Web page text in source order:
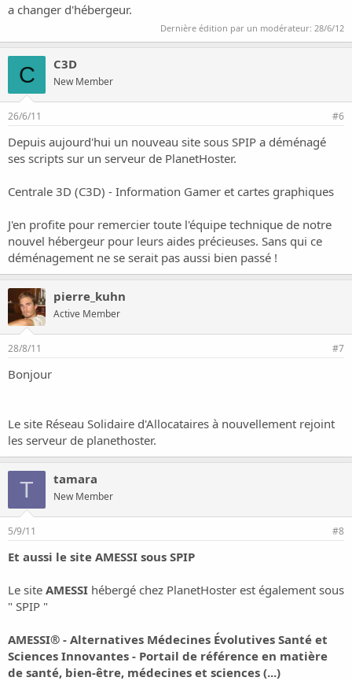
a changer d'hébergeur.
Dernière édition par un modérateur: 28/6/12
C C3D
New Member
26/6/11 #6
Depuis aujourd'hui un nouveau site sous SPIP a déménagé
ses scripts sur un serveur de PlanetHoster.
Centrale 3D (C3D) - Information Gamer et cartes graphiques
J'en profite pour remercier toute l'équipe technique de notre
nouvel hébergeur pour leurs aides précieuses. Sans qui ce
déménagement ne se serait pas aussi bien passé !
pierre_kuhn
Active Member
28/8/11 #7
Bonjour
Le site Réseau Solidaire d'Allocataires à nouvellement rejoint
les serveur de planethoster.
T tamara
New Member
5/9/11 #8
Et aussi le site AMESSI sous SPIP
Le site AMESSI hébergé chez PlanetHoster est également sous
" SPIP "
AMESSI® - Alternatives Médecines Évolutives Santé et
Sciences Innovantes - Portail de référence en matière
de santé, bien-être, médecines et sciences (...)